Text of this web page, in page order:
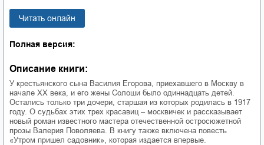
Читать онлайн
Полная версия:
Описание книги:
У крестьянского сына Василия Егорова, приехавшего в Москву в
начале XX века, и его жены Солоши было одиннадцать детей.
Остались только три дочери, старшая из которых родилась в 1917
году. О судьбах этих трех красавиц – москвичек и рассказывает
новый роман известного мастера отечественной остросюжетной
прозы Валерия Поволяева. В книгу также включена повесть
«Утром пришел садовник», которая издается впервые.